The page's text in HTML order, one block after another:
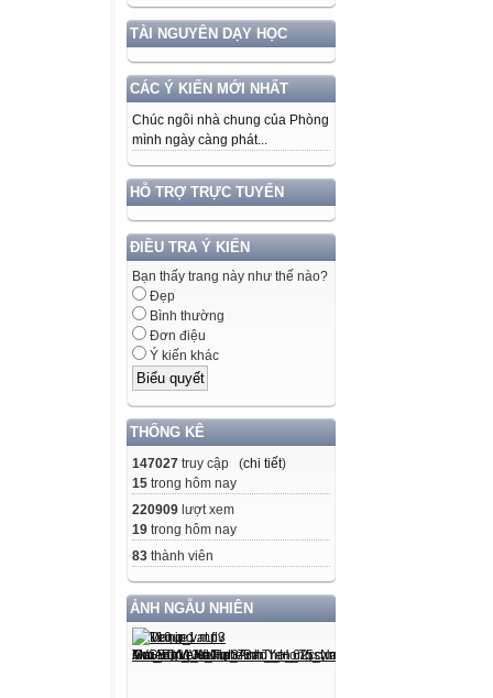
TÀI NGUYÊN DẠY HỌC
CÁC Ý KIẾN MỚI NHẤT
Chúc ngôi nhà chung của Phòng
mình ngày càng phát...
HỖ TRỢ TRỰC TUYẾN
ĐIỀU TRA Ý KIẾN
Bạn thấy trang này như thế nào?
Đẹp
Bình thường
Đơn điệu
Ý kiến khác
THỐNG KÊ
147027 truy cập (chi tiết)
15 trong hôm nay
220909 lượt xem
19 trong hôm nay
83 thành viên
ẢNH NGẪU NHIÊN